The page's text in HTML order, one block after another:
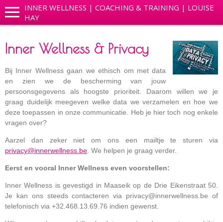
INNER WELLNESS | COACHING & TRAINING | LOUISE
HAY
Inner Wellness & Privacy
Bij Inner Wellness gaan we ethisch om met data
en zien we de bescherming van jouw
persoonsgegevens als hoogste prioriteit. Daarom willen we je
graag duidelijk meegeven welke data we verzamelen en hoe we
deze toepassen in onze communicatie. Heb je hier toch nog enkele
vragen over?
Aarzel dan zeker niet om ons een mailtje te sturen via
privacy@innerwellness.be . We helpen je graag verder.
Eerst en vooral Inner Wellness even voorstellen:
Inner Wellness is gevestigd in Maaseik op de Drie Eikenstraat 50.
Je kan ons steeds contacteren via privacy@innerwellness.be of
telefonisch via +32.468.13.69.76 indien gewenst.